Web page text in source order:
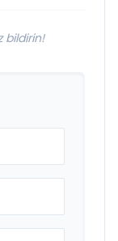
bildirin!